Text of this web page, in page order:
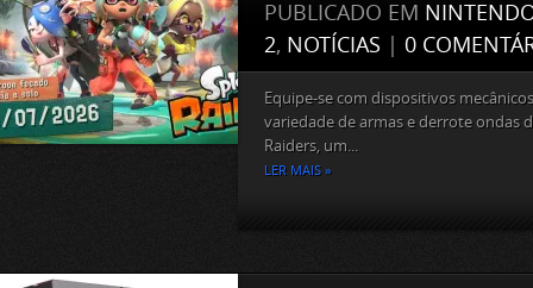
PUBLICADO EM
2, NOTÍCIAS 0
Equipe-se com dispositivos
variedade de armas e derrote ondas
Raiders, um...
LER MAIS »